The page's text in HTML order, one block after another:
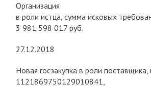
Организация
в роли истца, сумма исковых
3 981 598 017 руб.
27.12.2018
Новая госзакупка в роли
1121869750129010841,